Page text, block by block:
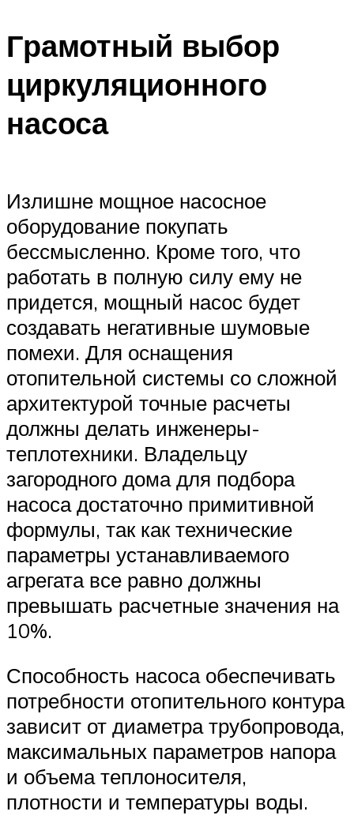
Грамотный выбор
циркуляционного
насоса
Излишне мощное насосное
оборудование покупать
бессмысленно. Кроме того, что
работать в полную силу ему не
придется, мощный насос будет
создавать негативные шумовые
помехи. Для оснащения
отопительной системы со сложной
архитектурой точные расчеты
должны делать инженеры-
теплотехники. Владельцу
загородного дома для подбора
насоса достаточно примитивной
формулы, так как технические
параметры устанавливаемого
агрегата все равно должны
превышать расчетные значения на
10%.
Способность насоса обеспечивать
потребности отопительного контура
зависит от диаметра трубопровода,
максимальных параметров напора
и объема теплоносителя,
плотности и температуры воды.